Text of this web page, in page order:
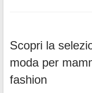
Scopri la
moda per
fashion